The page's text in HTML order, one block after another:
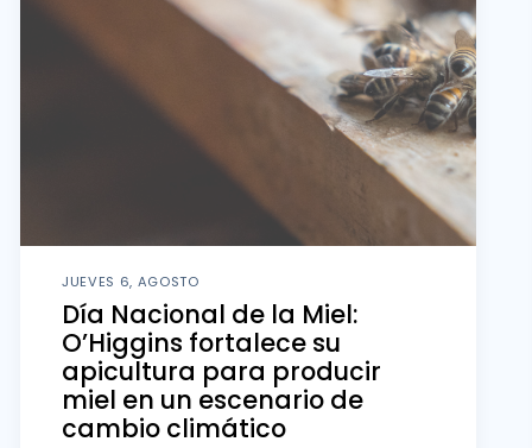
JUEVES 6, AGOSTO
Día Nacional de la Miel:
O’Higgins fortalece su
apicultura para producir
miel en un escenario de
cambio climático